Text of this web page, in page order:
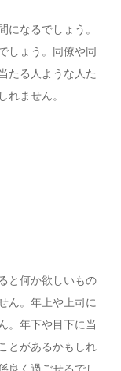
になるでしょう。
しょう。同僚や同
たる人ような人た
れません。
と何か欲しいもの
ん。年上や上司に
。年下や目下に当
とがあるかもしれ